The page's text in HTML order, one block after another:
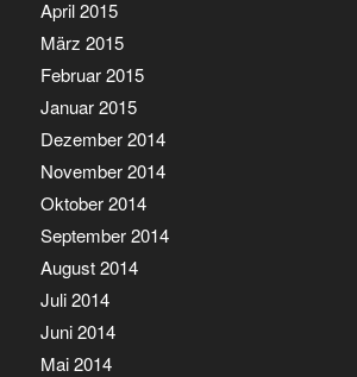
April 2015
März 2015
Februar 2015
Januar 2015
Dezember 2014
November 2014
Oktober 2014
September 2014
August 2014
Juli 2014
Juni 2014
Mai 2014